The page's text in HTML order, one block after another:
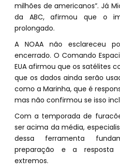
milhões de americanos”. Já
da ABC, afirmou que o
prolongado.
A NOAA não esclareceu
encerrado. O Comando
EUA afirmou que os satélites
que os dados ainda serão
como a Marinha, que é
mas não confirmou se isso
Com a temporada de
ser acima da média,
dessa ferramenta
preparação e a resposta
extremos.